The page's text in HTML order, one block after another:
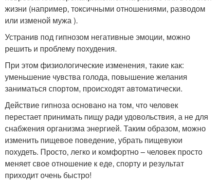
жизни (например, токсичными отношениями, разводом
или изменой мужа ).
Устранив под гипнозом негативные эмоции, можно
решить и проблему похудения.
При этом физиологические изменения, такие как:
уменьшение чувства голода, повышение желания
заниматься спортом, происходят автоматически.
Действие гипноза основано на том, что человек
перестает принимать пищу ради удовольствия, а не для
снабжения организма энергией. Таким образом, можно
изменить пищевое поведение, убрать пищевуюи
похудеть. Просто, легко и комфортно – человек просто
меняет свое отношение к еде, спорту и результат
приходит очень быстро!